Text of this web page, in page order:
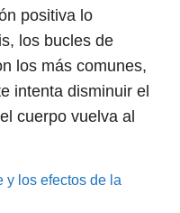
positiva lo
los bucles de
los más comunes,
intenta disminuir el
cuerpo vuelva al
y los efectos de la